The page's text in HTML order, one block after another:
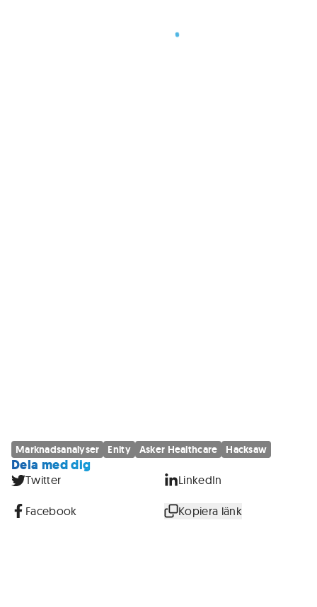
Marknadsanalyser Enity Asker Healthcare Hacksaw
Dela med dig
Twitter LinkedIn
Facebook Kopiera länk